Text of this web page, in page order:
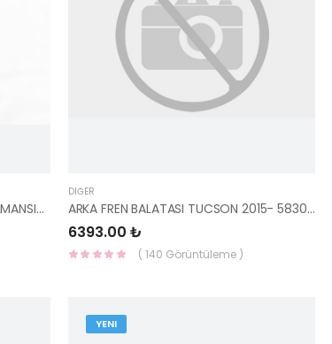
TUCSON ARKA TEKER PORYASI RULMANSIZ 52710-2E500-ILJIN
DIĞER
ARKA FREN BALATASI TUCSON 2015- 58302-D7A71
6393.00 ₺
( 140 Görüntüleme )
YENI